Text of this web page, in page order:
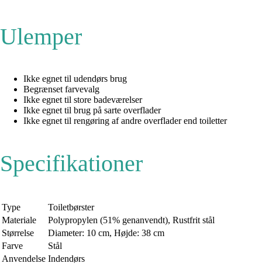
Ulemper
Ikke egnet til udendørs brug
Begrænset farvevalg
Ikke egnet til store badeværelser
Ikke egnet til brug på sarte overflader
Ikke egnet til rengøring af andre overflader end toiletter
Specifikationer
Type
Toiletbørster
Materiale
Polypropylen (51% genanvendt), Rustfrit stål
Størrelse
Diameter: 10 cm, Højde: 38 cm
Farve
Stål
Anvendelse Indendørs